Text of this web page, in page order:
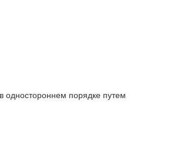
одностороннем порядке путем